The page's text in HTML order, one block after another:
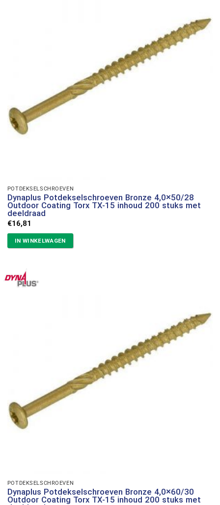
POTDEKSELSCHROEVEN
Dynaplus Potdekselschroeven Bronze 4,0×50/28
Outdoor Coating Torx TX-15 inhoud 200 stuks met
deeldraad
€16,81
IN WINKELWAGEN
POTDEKSELSCHROEVEN
Dynaplus Potdekselschroeven Bronze 4,0×60/30
Outdoor Coating Torx TX-15 inhoud 200 stuks met